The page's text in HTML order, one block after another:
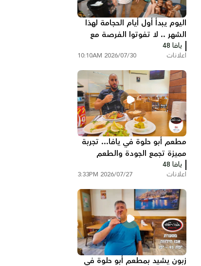
اليوم يبدأ أول أيام الحجامة لهذا
الشهر .. لا تفوتوا الفرصة مع
الاختصاصي موسى أبو سريس
يافا 48
اعلانات 2026/07/30 10:10AM
مطعم أبو حلوة في يافا... تجربة
مميزة تجمع الجودة والطعم
الأصيل
يافا 48
اعلانات 2026/07/27 3:33PM
زبون يشيد بمطعم أبو حلوة في